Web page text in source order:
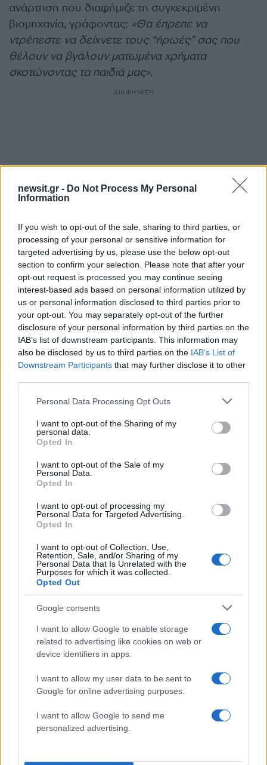
newsit.gr - Do Not Process My Personal
Information
If you wish to opt-out of the sale, sharing to third parties, or
processing of your personal or sensitive information for
targeted advertising by us, please use the below opt-out
section to confirm your selection. Please note that after your
opt-out request is processed you may continue seeing
interest-based ads based on personal information utilized by
us or personal information disclosed to third parties prior to
your opt-out. You may separately opt-out of the further
disclosure of your personal information by third parties on the
IAB’s list of downstream participants. This information may
also be disclosed by us to third parties on the IAB’s List of
Downstream Participants that may further disclose it to other
Please note that this website/app uses one or more Google
not limited to your visit or usage behaviour. You may click to
grant or deny consent to Google and its third-party tags to
use your data for below specified purposes in below Google
consent section.
Personal Data Processing Opt Outs
I want to opt-out of the Sharing of my
personal data.
Opted In
I want to opt-out of the Sale of my
Personal Data.
Opted In
I want to opt-out of processing my
Personal Data for Targeted Advertising.
Opted In
I want to opt-out of Collection, Use,
Retention, Sale, and/or Sharing of my
Personal Data that Is Unrelated with the
Purposes for which it was collected.
Opted Out
Google consents
I want to allow Google to enable storage
related to advertising like cookies on web or
device identifiers in apps.
I want to allow my user data to be sent to
Google for online advertising purposes.
I want to allow Google to send me
personalized advertising.
ανάρτηση που διαφήμιζε τη συγκεκριμένη
βιομηχανία, γράφοντας: «Θα έπρεπε να
ντρέπεστε να δείχνετε τους “ήρωές” σας που
θέλουν να βγάλουν ματωμένα χρήματα
σκοτώνοντας τα παιδιά μας».
ΔΙΑΦΗΜΙΣΗ
Σχόλια
Σχολίασε εδώ
50 /50
2000 /2000
Υποβολή σχολίου
Όροι Χρήσης. Το site προστατεύεται από reCAPTCHA, ισχύουν
Πολιτική Απορρήτου&Όροι Χρήσης
Αν τα χάσατε
7 λεπτά
Θρίλερ στον Λυκαβηττό:
κοντά στο εκκλησάκι των
Αγίων Ισιδώρων -
Φωτογραφίες από το
Συναγερμός για
έως 9 μποφόρ και
Αττική και Βοιωτία